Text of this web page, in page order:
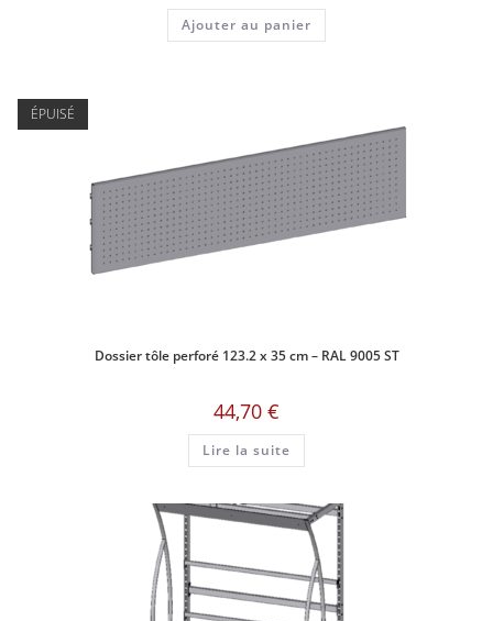
Ajouter au panier
ÉPUISÉ
Dossier tôle perforé 123.2 x 35 cm – RAL 9005 ST
44,70 €
Lire la suite